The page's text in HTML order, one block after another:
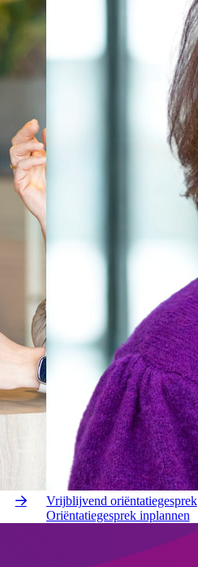
Vrijblijvend oriëntatiegesprek
Oriëntatiegesprek inplannen